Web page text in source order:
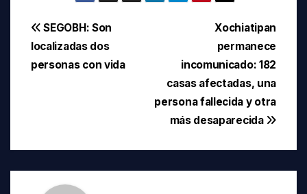
Navegación
de
Xochiatipan
permanece
incomunicado: 182
casas afectadas, una
persona fallecida y otra
más desaparecida
SEGOBH: Son
localizadas dos
personas con vida